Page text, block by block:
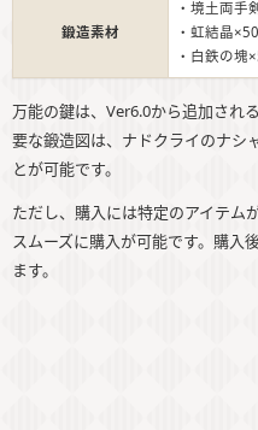
鍛造素材
・境土両手
・虹結晶×50
・白鉄の塊
万能の鍵は、Ver6.0から追加され
要な鍛造図は、ナドクライのナシ
とが可能です。
ただし、購入には特定のアイテム
スムーズに購入が可能です。購入
ます。